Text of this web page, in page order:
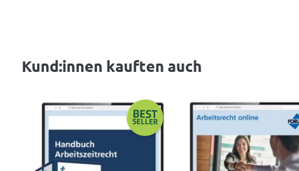
Kund:innen kauften auch